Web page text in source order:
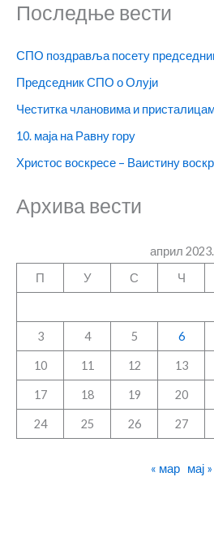
Последње вести
СПО поздравља посету
Председник СПО о Олуји
Честитка члановима и
10. маја на Равну гору
Христос воскресе – Ваистину
Архива вести
април 2023.
П
У С Ч
3 4 5 6
10 11 12 13
17 18 19 20
24 25 26 27
« мар мај »